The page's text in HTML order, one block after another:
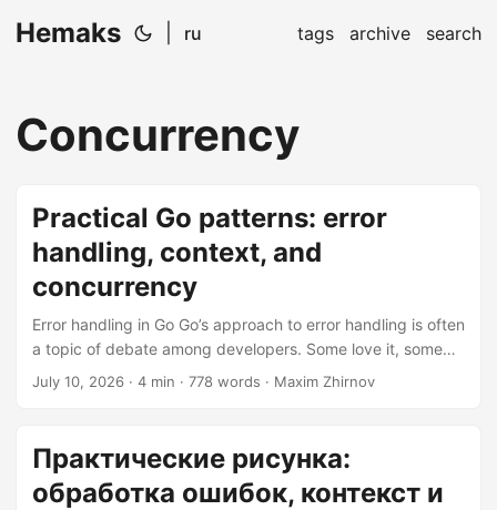
Hemaks ru tags archive search
Concurrency
Practical Go patterns: error
handling, context, and
concurrency
Error handling in Go Go’s approach to error handling is often
a topic of debate among developers. Some love it, some
hate it, but one thing is for sure: it’s unique. In Go, errors are
checking and handling. The if err != nil pattern Let’s look at
a simple example:...
July 10, 2026 · 4 min · 778 words · Maxim Zhirnov
Практические рисунка:
обработка ошибок, контекст и